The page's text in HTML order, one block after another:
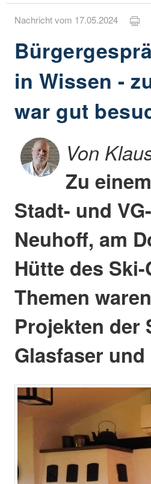
Nachricht vom 17.05.2024
in Wissen -
war gut
Von
Zu
Stadt- und
Neuhoff, am
Hütte des
Themen
Projekten der
Glasfaser